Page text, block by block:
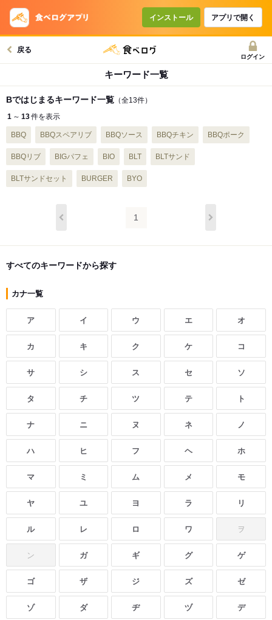
インストール アプリで開く
戻る
ログイン
キーワード一覧
Bではじまるキーワード一覧 （全13件）
1 ～ 13件を表示
BBQ BBQスペアリブ BBQソース BBQチキン BBQポーク
BBQリブ BIGパフェ BIO BLT BLTサンド
BLTサンドセット BURGER BYO
1
すべてのキーワードから探す
カナ一覧
ア イ ウ エ オ
カ キ ク ケ コ
サ シ ス セ ソ
タ チ ツ テ ト
ナ ニ ヌ ネ ノ
ハ ヒ フ ヘ ホ
マ ミ ム メ モ
ヤ ユ ヨ ラ リ
ル レ ロ ワ ヲ
ン ガ ギ グ ゲ
ゴ ザ ジ ズ ゼ
ゾ ダ ヂ ヅ デ